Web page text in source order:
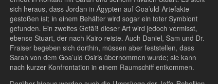
sich heraus, dass Jordan in Ägypten auf Goa’uld-Artefakte
gestoßen ist; in einem Behälter wird sogar ein toter Symbiont
gefunden. Ein zweites Gefäß dieser Art wird jedoch vermisst,
ebenso Stuart, der nach Kairo reiste. Auch Daniel, Sam und Dr.
Fraiser begeben sich dorthin, müssen aber feststellen, dass
Sarah von dem Goa’uld Osiris übernommen wurde; sie kann
nach kurzer Konfrontation in einem Raumschiff entkommen.